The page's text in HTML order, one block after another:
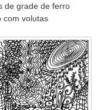
de grade de ferro
com volutas